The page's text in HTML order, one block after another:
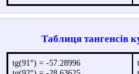
Таблиця тангенсів
tg(91°) = -57.28996